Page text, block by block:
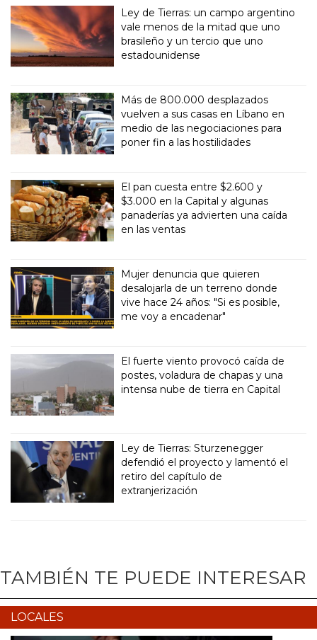
Ley de Tierras: un campo argentino
vale menos de la mitad que uno
brasileño y un tercio que uno
estadounidense
Más de 800.000 desplazados
vuelven a sus casas en Líbano en
medio de las negociaciones para
poner fin a las hostilidades
El pan cuesta entre $2.600 y
$3.000 en la Capital y algunas
panaderías ya advierten una caída
en las ventas
Mujer denuncia que quieren
desalojarla de un terreno donde
vive hace 24 años: "Si es posible,
me voy a encadenar"
El fuerte viento provocó caída de
postes, voladura de chapas y una
intensa nube de tierra en Capital
Ley de Tierras: Sturzenegger
defendió el proyecto y lamentó el
retiro del capítulo de
extranjerización
TAMBIÉN TE PUEDE INTERESAR
LOCALES